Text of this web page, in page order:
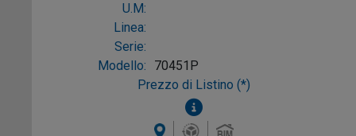
U.M:
Linea:
Serie:
Modello:
70451P
Prezzo di Listino (*)